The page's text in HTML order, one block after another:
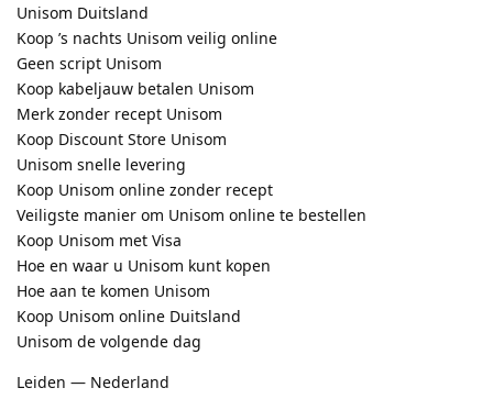
Unisom Duitsland
Koop ’s nachts Unisom veilig online
Geen script Unisom
Koop kabeljauw betalen Unisom
Merk zonder recept Unisom
Koop Discount Store Unisom
Unisom snelle levering
Koop Unisom online zonder recept
Veiligste manier om Unisom online te bestellen
Koop Unisom met Visa
Hoe en waar u Unisom kunt kopen
Hoe aan te komen Unisom
Koop Unisom online Duitsland
Unisom de volgende dag
Leiden — Nederland